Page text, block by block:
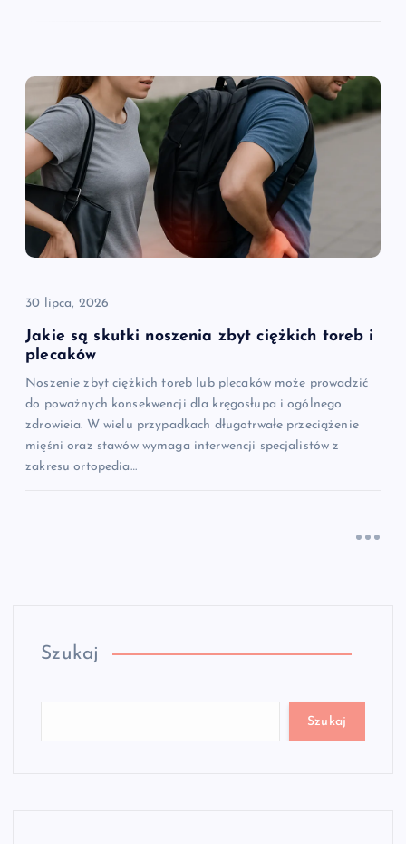
30 lipca, 2026
Jakie są skutki noszenia zbyt ciężkich toreb i
plecaków
Noszenie zbyt ciężkich toreb lub plecaków może prowadzić
do poważnych konsekwencji dla kręgosłupa i ogólnego
zdrowieia. W wielu przypadkach długotrwałe przeciążenie
mięśni oraz stawów wymaga interwencji specjalistów z
zakresu ortopedia…
Szukaj
Szukaj